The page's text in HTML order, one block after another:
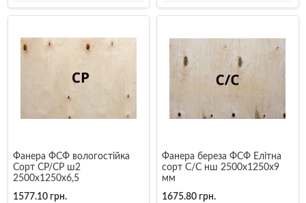
Фанера ФСФ вологостійка
Сорт СР/СР ш2
2500х1250х6,5
1577.10 грн.
Фанера береза ФСФ Елітна
сорт С/С нш 2500x1250x9
мм
1675.80 грн.